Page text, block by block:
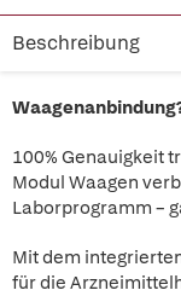
Beschreibung
100% Genauigkeit
Modul Waagen
Laborprogramm –
Mit dem
für die